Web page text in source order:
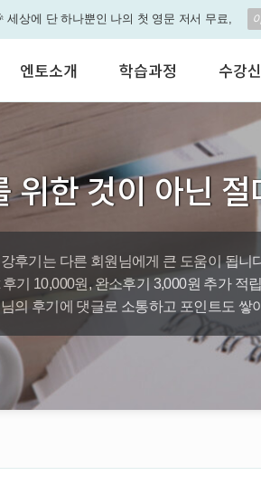
일 최대 300P 적립! 🎁 28일 챌린지로 혜택과
동시에 잡으세요
영자신문이 개인 맞춤형 뉴스로 놀랍게 개편 되
엔토영어 학습앱 '지원이'가 회원님의 개인비서
태어났습니다.
에 단 하나뿐인 나의 첫 영문 저서 무료,
서비스안내
회사소개
성인영어회화
비즈니스영어
인터뷰영어
수업교재안내
수
자
AI
그
엔토소개 학습과정 수강
위한 것이 아닌
후기는 다른 회원님에게 큰 도움이 됩니
후기 10,000원, 완소후기 3,000원 추가 적
의 후기에 댓글로 소통하고 포인트도 쌓